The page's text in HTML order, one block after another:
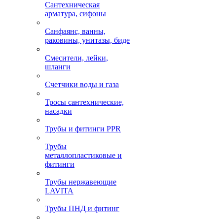
Сантехническая
арматура, сифоны
Санфаянс, ванны,
раковины, унитазы, биде
Смесители, лейки,
шланги
Счетчики воды и газа
Тросы сантехнические,
насадки
Трубы и фитинги PPR
Трубы
металлопластиковые и
фитинги
Трубы нержавеющие
LAVITA
Трубы ПНД и фитинг